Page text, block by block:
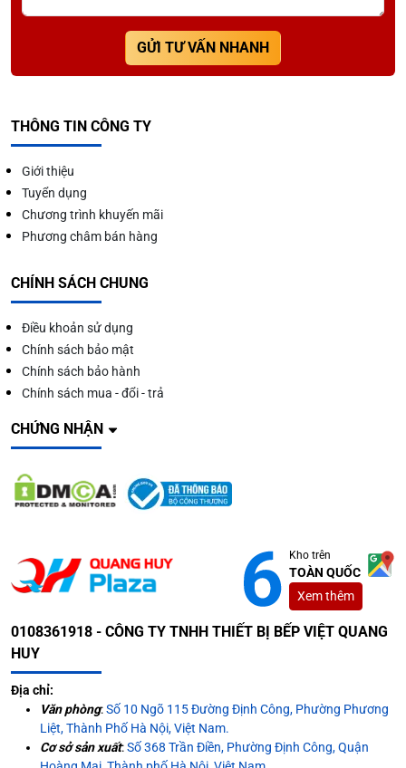
GỬI TƯ VẤN NHANH
THÔNG TIN CÔNG TY
Giới thiệu
Tuyển dụng
Chương trình khuyến mãi
Phương châm bán hàng
CHÍNH SÁCH CHUNG
Điều khoản sử dụng
Chính sách bảo mật
Chính sách bảo hành
Chính sách mua - đổi - trả
CHỨNG NHẬN
Kho trên
TOÀN QUỐC
Xem thêm
0108361918 - CÔNG TY TNHH THIẾT BỊ BẾP VIỆT QUANG
HUY
Địa chỉ:
Văn phòng:Số 10 Ngõ 115 Đường Định Công, Phường Phương
Liệt, Thành Phố Hà Nội, Việt Nam.
Cơ sở sản xuất:Số 368 Trần Điền, Phường Định Công, Quận